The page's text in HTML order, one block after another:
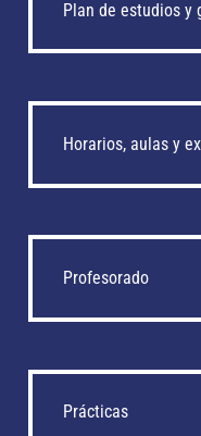
Plan de estudios y
Horarios, aulas y
Profesorado
Prácticas